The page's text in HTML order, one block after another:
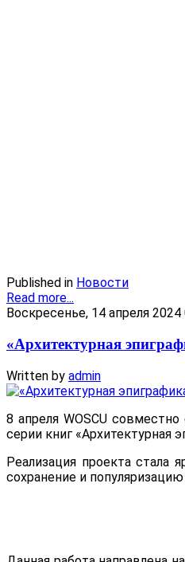
Published in Новости
Read more...
Воскресенье, 14 апреля 2024
«Архитектурная
Written by admin
8 апреля WOSCU
серии книг «Архитектурная
Реализация проекта стала
сохранение и